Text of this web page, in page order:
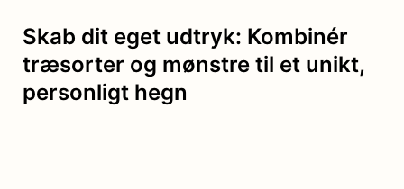
Skab dit eget udtryk: Kombinér
træsorter og mønstre til et unikt,
personligt hegn